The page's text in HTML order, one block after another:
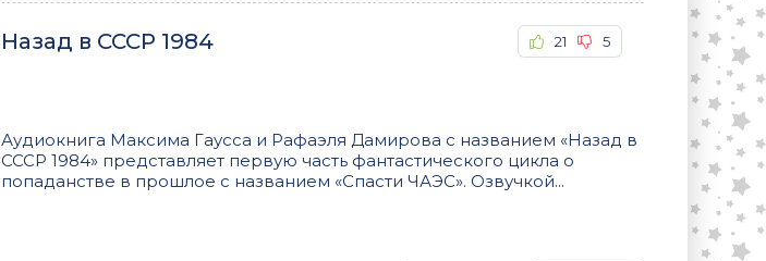
Назад в СССР 1984 21 5
Аудиокнига Максима Гаусса и Рафаэля Дамирова с названием «Назад в
СССР 1984» представляет первую часть фантастического цикла о
попаданстве в прошлое с названием «Спасти ЧАЭС». Озвучкой...